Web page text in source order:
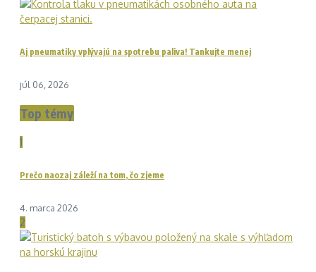
Aj pneumatiky vplývajú na spotrebu paliva! Tankujte menej
júl 06, 2026
Top témy
1
Prečo naozaj záleží na tom, čo zjeme
4. marca 2026
2